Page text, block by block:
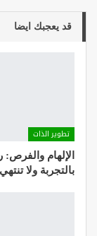
قد يعجبك ايضا
تطوير الذات
الإلهام والفرص:
بالتجربة ولا